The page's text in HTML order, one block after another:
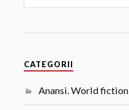
CATEGORII
Anansi. World fiction